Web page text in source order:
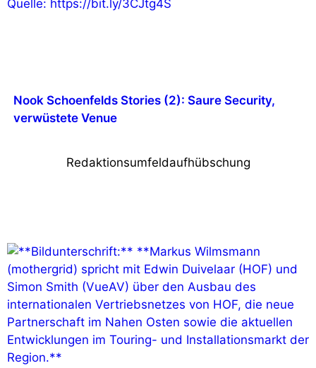
Nook Schoenfelds Stories (2): Saure Security,
verwüstete Venue
Redaktionsumfeldaufhübschung